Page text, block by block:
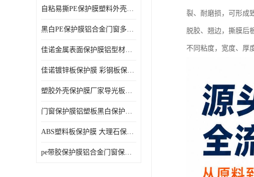
自粘易撕PE保护膜塑料外壳导光板亚克力板膜操作方便
黑白PE保护膜铝合金门窗多种颜色支持定制生产
佳诺金属表面保护膜铝型材保护膜不留残胶铝合金窗框保护胶带
佳诺镀锌板保护膜 彩钢板保护pe保护膜
塑胶外壳保护膜厂家导光板保护膜 铝单板保护膜胶带易撕不留胶
门窗保护膜铝塑板黑白保护膜外墙保温板保护膜
ABS塑料板保护膜 大理石保护膜 缠鱼竿保护膜
pe带胶保护膜铝合金门窗保护不锈钢板保护膜大理石建筑材料保护
裂、耐磨损，可形成
脱胶、翘边，撕膜后
不同粘度，宽度、厚